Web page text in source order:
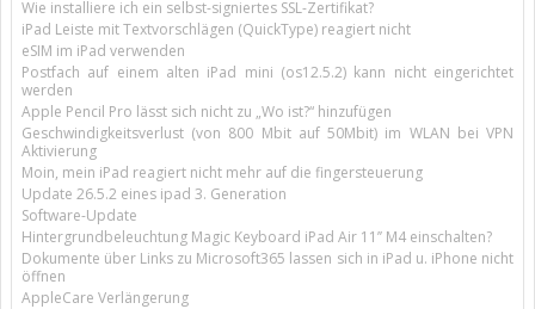
Wie installiere ich ein selbst-signiertes SSL-Zertifikat?
iPad Leiste mit Textvorschlägen (QuickType) reagiert nicht
eSIM im iPad verwenden
Postfach auf einem alten iPad mini (os12.5.2) kann nicht eingerichtet
werden
Apple Pencil Pro lässt sich nicht zu „Wo ist?“ hinzufügen
Geschwindigkeitsverlust (von 800 Mbit auf 50Mbit) im WLAN bei VPN
Aktivierung
Moin, mein iPad reagiert nicht mehr auf die fingersteuerung
Update 26.5.2 eines ipad 3. Generation
Software-Update
Hintergrundbeleuchtung Magic Keyboard iPad Air 11’’ M4 einschalten?
Dokumente über Links zu Microsoft365 lassen sich in iPad u. iPhone nicht
öffnen
AppleCare Verlängerung